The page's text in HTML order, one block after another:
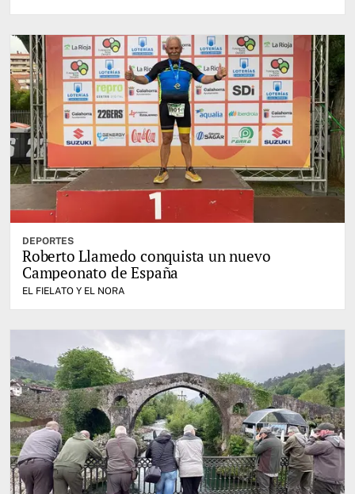
DEPORTES
Roberto Llamedo conquista un nuevo
Campeonato de España
EL FIELATO Y EL NORA